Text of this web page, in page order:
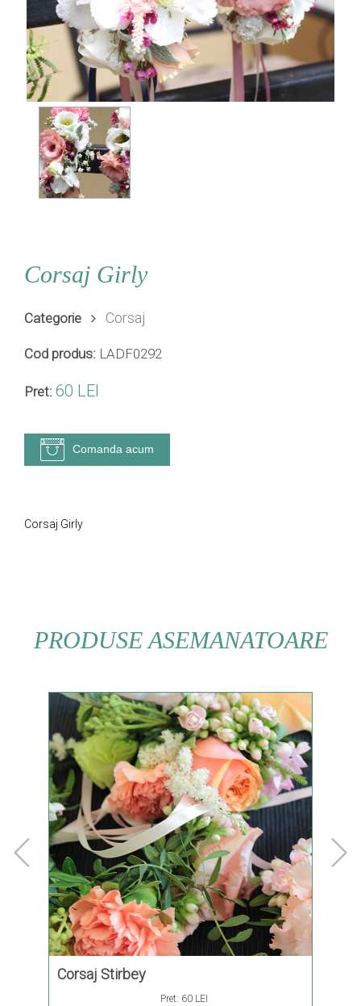
Corsaj Girly
Categorie Corsaj
Cod produs: LADF0292
Pret: 60 LEI
Comanda acum
Corsaj Girly
PRODUSE ASEMANATOARE
Corsaj Stirbey
Pret: 60 LEI